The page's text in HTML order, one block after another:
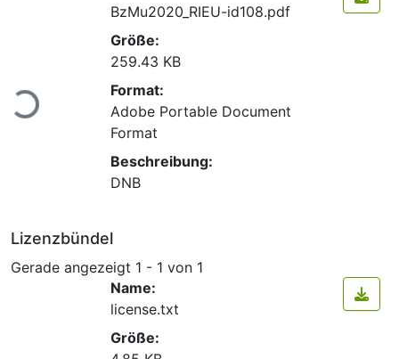
Lade...
BzMu2020_RIEU-id108.pdf
Größe:
259.43 KB
Format:
Adobe Portable Document
Format
Beschreibung:
DNB
Lizenzbündel
Gerade angezeigt 1 - 1 von 1
Name:
license.txt
Größe: